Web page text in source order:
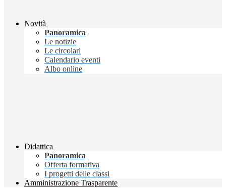
Novità
Panoramica
Le notizie
Le circolari
Calendario eventi
Albo online
Didattica
Panoramica
Offerta formativa
I progetti delle classi
Amministrazione Trasparente